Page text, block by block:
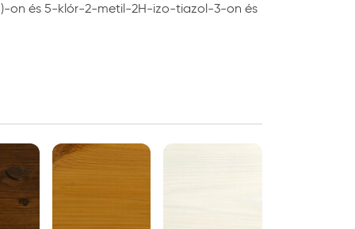
on és 5-klór-2-metil-2H-izo-tiazol-3-on és